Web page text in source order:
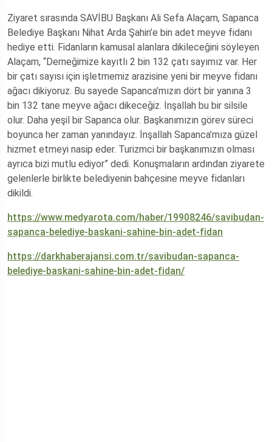
Ziyaret sırasında SAVİBU Başkanı Ali Sefa Alaçam, Sapanca
Belediye Başkanı Nihat Arda Şahin’e bin adet meyve fidanı
hediye etti. Fidanların kamusal alanlara dikileceğini söyleyen
Alaçam, “Derneğimize kayıtlı 2 bin 132 çatı sayımız var. Her
bir çatı sayısı için işletmemiz arazisine yeni bir meyve fidanı
ağacı dikiyoruz. Bu sayede Sapanca’mızın dört bir yanına 3
bin 132 tane meyve ağacı dikeceğiz. İnşallah bu bir silsile
olur. Daha yeşil bir Sapanca olur. Başkanımızın görev süreci
boyunca her zaman yanındayız. İnşallah Sapanca’mıza güzel
hizmet etmeyi nasip eder. Turizmci bir başkanımızın olması
ayrıca bizi mutlu ediyor” dedi. Konuşmaların ardından ziyarete
gelenlerle birlikte belediyenin bahçesine meyve fidanları
dikildi.
https://www.medyarota.com/haber/19908246/savibudan-
sapanca-belediye-baskani-sahine-bin-adet-fidan
https://darkhaberajansi.com.tr/savibudan-sapanca-
belediye-baskani-sahine-bin-adet-fidan/